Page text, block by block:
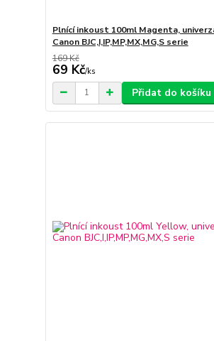
Plnící inkoust 100ml Magenta,
Canon BJC,I,IP,MP,MX,MG,S serie
169 Kč
69 Kč/ks
Přidat do košíku